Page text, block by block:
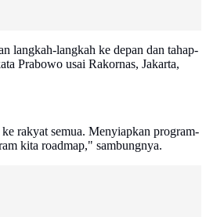
langkah-langkah ke depan dan tahap-
Prabowo usai Rakornas, Jakarta,
rakyat semua. Menyiapkan program-
kita roadmap," sambungnya.